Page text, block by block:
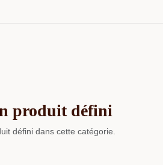
produit défini
défini dans cette catégorie.